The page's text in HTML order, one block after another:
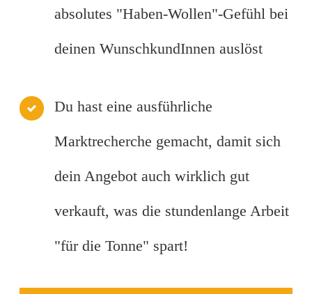
absolutes "Haben-Wollen"-Gefühl bei
deinen WunschkundInnen auslöst
Du hast eine ausführliche
Marktrecherche gemacht, damit sich
dein Angebot auch wirklich gut
verkauft, was die stundenlange Arbeit
"für die Tonne" spart!